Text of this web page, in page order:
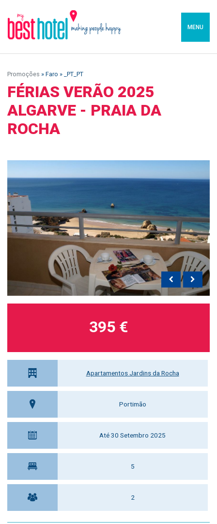
MENU
Promoções » Faro » _PT_PT
FÉRIAS VERÃO 2025
ALGARVE - PRAIA DA
ROCHA
Apartamentos Jardins da Rocha
Portimão
Até 30 Setembro 2025
5
2
395 €